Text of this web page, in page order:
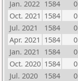
Jan. 2022 1584 0
Oct. 2021 1584 0
Jul. 2021
1584 0
Apr. 2021 1584 0
Jan. 2021 1584 0
Oct. 2020 1584 0
Jul. 2020
1584 0